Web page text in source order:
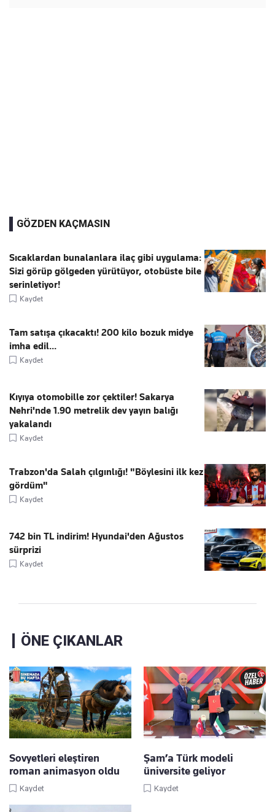
GÖZDEN KAÇMASIN
Sıcaklardan bunalanlara ilaç gibi uygulama:
Sizi görüp gölgeden yürütüyor, otobüste bile
serinletiyor!
Kaydet
Tam satışa çıkacaktı! 200 kilo bozuk midye
imha edil...
Kaydet
Kıyıya otomobille zor çektiler! Sakarya
Nehri'nde 1.90 metrelik dev yayın balığı
yakalandı
Kaydet
Trabzon'da Salah çılgınlığı! "Böylesini ilk kez
gördüm"
Kaydet
742 bin TL indirim! Hyundai'den Ağustos
sürprizi
Kaydet
ÖNE ÇIKANLAR
Sovyetleri eleştiren
roman animasyon oldu
Kaydet
Şam’a Türk modeli
üniversite geliyor
Kaydet